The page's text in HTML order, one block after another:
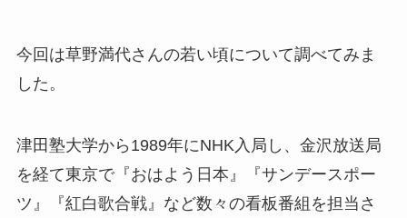
今回は草野満代さんの若い頃について調べてみま
した。
津田塾大学から1989年にNHK入局し、金沢放送局
を経て東京で『おはよう日本』『サンデースポー
ツ』『紅白歌合戦』など数々の看板番組を担当さ